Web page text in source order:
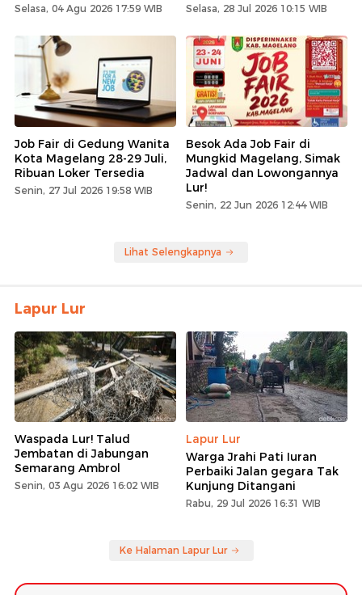
Selasa, 04 Agu 2026 17:59 WIB Selasa, 28 Jul 2026 10:15 WIB
Job Fair di Gedung Wanita
Kota Magelang 28-29 Juli,
Ribuan Loker Tersedia
Senin, 27 Jul 2026 19:58 WIB
Besok Ada Job Fair di
Mungkid Magelang, Simak
Jadwal dan Lowongannya
Lur!
Senin, 22 Jun 2026 12:44 WIB
Lihat Selengkapnya
Lapur Lur
Waspada Lur! Talud
Jembatan di Jabungan
Semarang Ambrol
Senin, 03 Agu 2026 16:02 WIB
Lapur Lur
Warga Jrahi Pati Iuran
Perbaiki Jalan gegara Tak
Kunjung Ditangani
Rabu, 29 Jul 2026 16:31 WIB
Ke Halaman Lapur Lur